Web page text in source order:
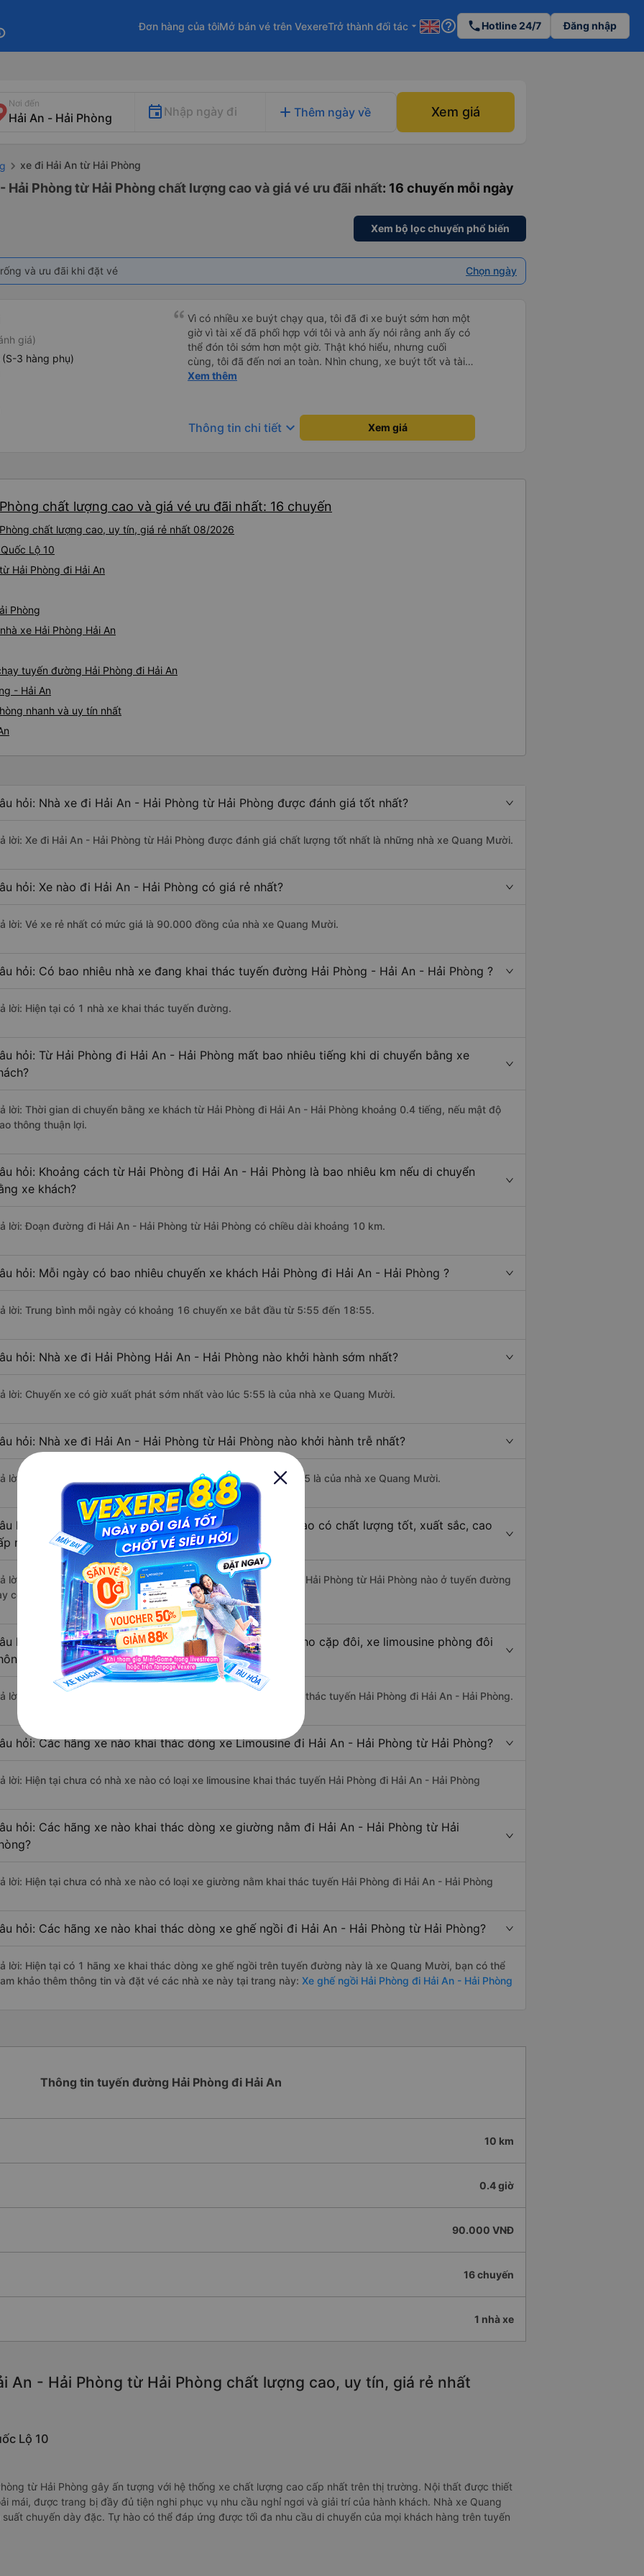
Đơn hàng của tôiMở bán vé trên VexereTrở thành đối tác arrow_drop_down help_outline phoneHotline 24/7 Đăng nhập
Nơi đến
Nhập ngày đi add Thêm ngày về Xem giá
xe đi Hải An từ Hải Phòng
Hải Phòng từ Hải Phòng chất lượng cao và giá vé ưu đãi nhất: 16 chuyến mỗi ngày
Xem bộ lọc chuyến phổ biến
và ưu đãi khi đặt vé Chọn ngày
giá)
(S-3 hàng phụ)
Vì có nhiều xe buýt chạy qua, tôi đã đi xe buýt sớm hơn một
giờ vì tài xế đã phối hợp với tôi và anh ấy nói rằng anh ấy có
thể đón tôi sớm hơn một giờ. Thật khó hiểu, nhưng cuối
cùng, tôi đã đến nơi an toàn. Nhìn chung, xe buýt tốt và tài
xế rất hữu ích
Xem thêm
Thông tin chi tiết keyboard_arrow_down Xem giá
chất lượng cao và giá vé ưu đãi nhất: 16 chuyến
chất lượng cao, uy tín, giá rẻ nhất 08/2026
Lộ 10
Hải Phòng đi Hải An
Phòng
xe Hải Phòng Hải An
tuyến đường Hải Phòng đi Hải An
- Hải An
nhanh và uy tín nhất
hỏi: Nhà xe đi Hải An - Hải Phòng từ Hải Phòng được đánh giá tốt nhất?
lời: Xe đi Hải An - Hải Phòng từ Hải Phòng được đánh giá chất lượng tốt nhất là những nhà xe Quang Mười.
hỏi: Xe nào đi Hải An - Hải Phòng có giá rẻ nhất?
lời: Vé xe rẻ nhất có mức giá là 90.000 đồng của nhà xe Quang Mười.
hỏi: Có bao nhiêu nhà xe đang khai thác tuyến đường Hải Phòng - Hải An - Hải Phòng ?
lời: Hiện tại có 1 nhà xe khai thác tuyến đường.
hỏi: Từ Hải Phòng đi Hải An - Hải Phòng mất bao nhiêu tiếng khi di chuyển bằng xe
lời: Thời gian di chuyển bằng xe khách từ Hải Phòng đi Hải An - Hải Phòng khoảng 0.4 tiếng, nếu mật độ
thông thuận lợi.
hỏi: Khoảng cách từ Hải Phòng đi Hải An - Hải Phòng là bao nhiêu km nếu di chuyển
xe khách?
lời: Đoạn đường đi Hải An - Hải Phòng từ Hải Phòng có chiều dài khoảng 10 km.
hỏi: Mỗi ngày có bao nhiêu chuyến xe khách Hải Phòng đi Hải An - Hải Phòng ?
lời: Trung bình mỗi ngày có khoảng 16 chuyến xe bắt đầu từ 5:55 đến 18:55.
hỏi: Nhà xe đi Hải Phòng Hải An - Hải Phòng nào khởi hành sớm nhất?
lời: Chuyến xe có giờ xuất phát sớm nhất vào lúc 5:55 là của nhà xe Quang Mười.
hỏi: Nhà xe đi Hải An - Hải Phòng từ Hải Phòng nào khởi hành trễ nhất?
lời: Chuyến xe có giờ xuất phát trễ (muộn) nhất là vào lúc 18:55 là của nhà xe Quang Mười.
hỏi: Review xe đi Hải An - Hải Phòng từ Hải Phòng nào có chất lượng tốt, xuất sắc, cao
nhất?
lời: Tạm thời chưa đủ review để đánh giá có nhà xe đi Hải An - Hải Phòng từ Hải Phòng nào ở tuyến đường
có chất lượng xuất sắc.
hỏi: Có loại xe Hải Phòng Hải An - Hải Phòng dành cho cặp đôi, xe limousine phòng đôi
lời: Hiện tại chưa có nhà xe nào có loại xe giường nằm đôi khai thác tuyến Hải Phòng đi Hải An - Hải Phòng.
hỏi: Các hãng xe nào khai thác dòng xe Limousine đi Hải An - Hải Phòng từ Hải Phòng?
lời: Hiện tại chưa có nhà xe nào có loại xe limousine khai thác tuyến Hải Phòng đi Hải An - Hải Phòng
hỏi: Các hãng xe nào khai thác dòng xe giường nằm đi Hải An - Hải Phòng từ Hải
lời: Hiện tại chưa có nhà xe nào có loại xe giường nằm khai thác tuyến Hải Phòng đi Hải An - Hải Phòng
hỏi: Các hãng xe nào khai thác dòng xe ghế ngồi đi Hải An - Hải Phòng từ Hải Phòng?
lời: Hiện tại có 1 hãng xe khai thác dòng xe ghế ngồi trên tuyến đường này là xe Quang Mười, bạn có thể
khảo thêm thông tin và đặt vé các nhà xe này tại trang này: Xe ghế ngồi Hải Phòng đi Hải An - Hải Phòng
Thông tin tuyến đường Hải Phòng đi Hải An
10 km
0.4 giờ
90.000 VNĐ
16 chuyến
1 nhà xe
An - Hải Phòng từ Hải Phòng chất lượng cao, uy tín, giá rẻ nhất
Lộ 10
từ Hải Phòng gây ấn tượng với hệ thống xe chất lượng cao cấp nhất trên thị trường. Nội thất được thiết
mái, được trang bị đầy đủ tiện nghi phục vụ nhu cầu nghỉ ngơi và giải trí của hành khách. Nhà xe Quang
chuyến dày đặc. Tự hào có thể đáp ứng được tối đa nhu cầu di chuyển của mọi khách hàng trên tuyến